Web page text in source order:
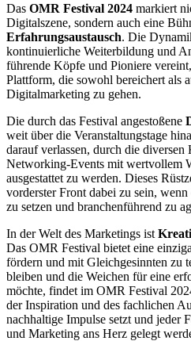
Das OMR Festival 2024 markiert
Digitalszene, sondern auch eine
Erfahrungsaustausch. Die
kontinuierliche Weiterbildung und
führende Köpfe und Pioniere
Plattform, die sowohl bereichert als
Digitalmarketing zu gehen.
Die durch das Festival angestoßene
weit über die Veranstaltungstage
darauf verlassen, durch die diversen
Networking-Events mit wertvollem
ausgestattet zu werden. Dieses
vorderster Front dabei zu sein,
zu setzen und branchenführend zu
In der Welt des Marketings ist
Das OMR Festival bietet eine
fördern und mit Gleichgesinnten zu
bleiben und die Weichen für eine
möchte, findet im OMR Festival
der Inspiration und des fachlichen
nachhaltige Impulse setzt und jeder
und Marketing ans Herz gelegt